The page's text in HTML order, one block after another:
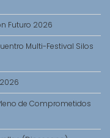
Futuro 2026
Multi-Festival Silos
de Comprometidos